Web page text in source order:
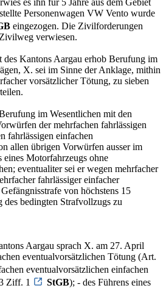
Personenwagen VW Vento wurde
eingezogen. Die Zivilforderungen
verwiesen.
des Kantons Aargau erhob Berufung im
X. sei im Sinne der Anklage, mithin
vorsätzlicher Tötung, zu sieben
im Wesentlichen mit den
der mehrfachen fahrlässigen
fahrlässigen einfachen
allen übrigen Vorwürfen ausser im
Motorfahrzeugs ohne
eventualiter sei er wegen mehrfacher
fahrlässiger einfacher
von höchstens 15
bedingten Strafvollzugs zu
Aargau sprach X. am 27. April
eventualvorsätzlichen Tötung (Art.
eventualvorsätzlichen einfachen
Ziff. 1
StGB); - des Führens eines